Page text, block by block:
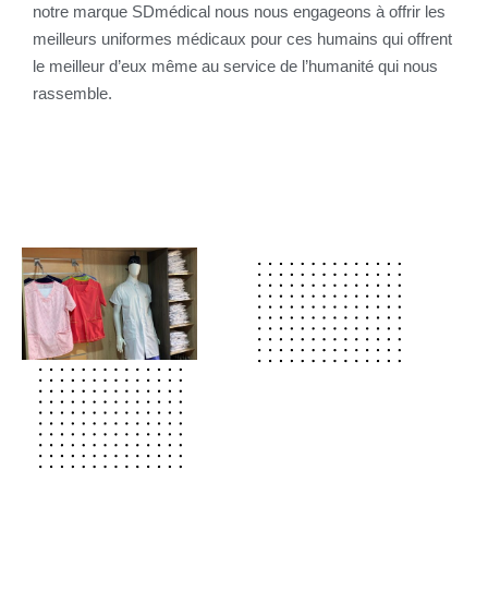
notre marque SDmédical nous nous engageons à offrir les
meilleurs uniformes médicaux pour ces humains qui offrent
le meilleur d’eux même au service de l’humanité qui nous
rassemble.